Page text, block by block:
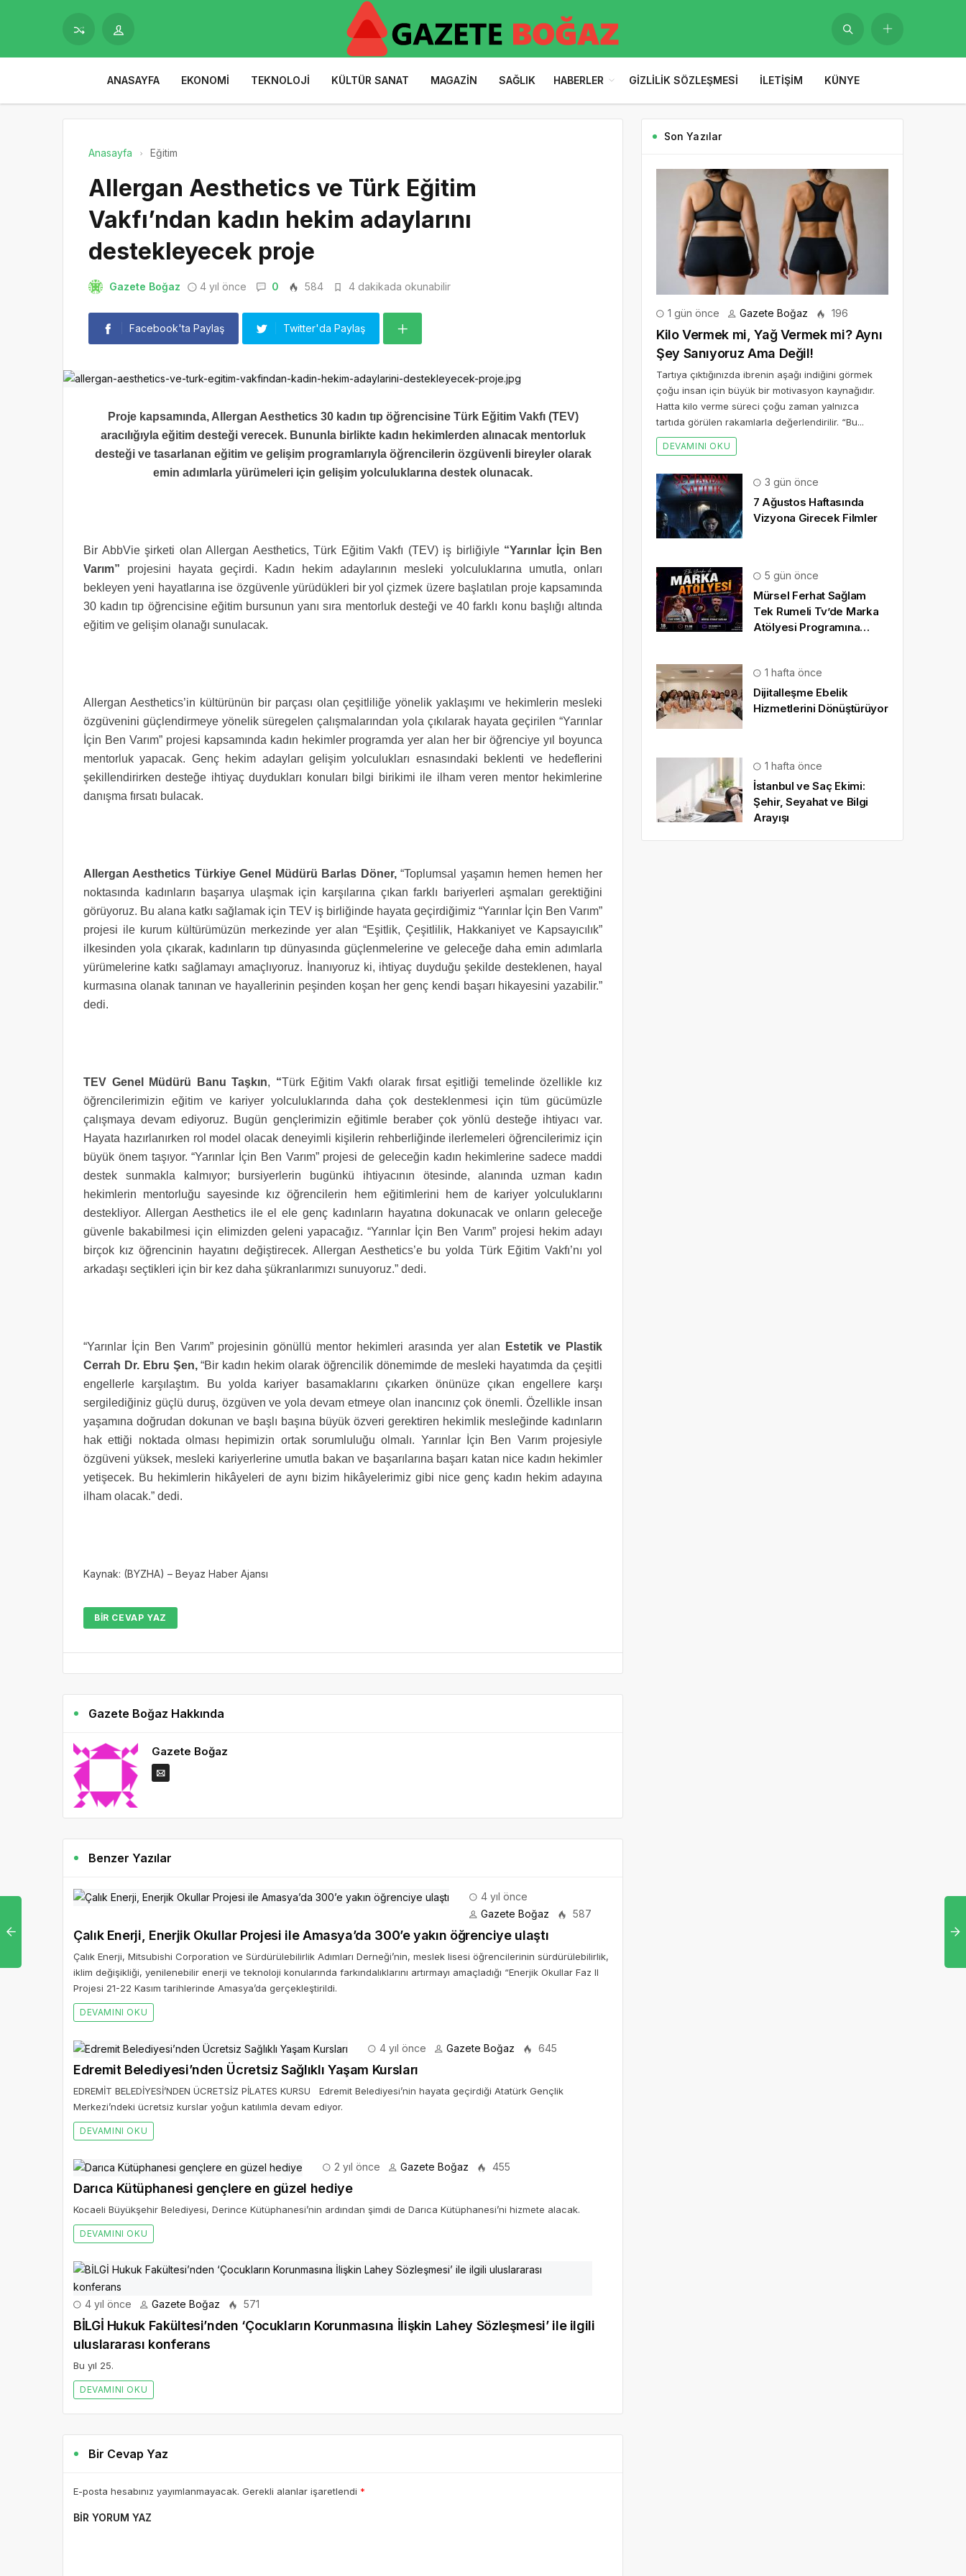
ANASAYFA EKONOMI TEKNOLOJI KÜLTÜR SANAT MAGAZIN SAĞLIK HABERLER GIZLILIK SÖZLEŞMESI İLETIŞIM KÜNYE
Anasayfa Eğitim
Allergan Aesthetics ve Türk Eğitim
Vakfı’ndan kadın hekim adaylarını
destekleyecek proje
Gazete Boğaz 4 yıl önce 0 584 4 dakikada okunabilir
Facebook'ta Paylaş Twitter'da Paylaş
Proje kapsamında, Allergan Aesthetics 30 kadın tıp öğrencisine Türk Eğitim Vakfı (TEV)
aracılığıyla eğitim desteği verecek. Bununla birlikte kadın hekimlerden alınacak mentorluk
desteği ve tasarlanan eğitim ve gelişim programlarıyla öğrencilerin özgüvenli bireyler olarak
emin adımlarla yürümeleri için gelişim yolculuklarına destek olunacak.
Bir AbbVie şirketi olan Allergan Aesthetics, Türk Eğitim Vakfı (TEV) iş birliğiyle “Yarınlar İçin Ben
Varım” projesini hayata geçirdi. Kadın hekim adaylarının mesleki yolculuklarına umutla, onları
bekleyen yeni hayatlarına ise özgüvenle yürüdükleri bir yol çizmek üzere başlatılan proje kapsamında
30 kadın tıp öğrencisine eğitim bursunun yanı sıra mentorluk desteği ve 40 farklı konu başlığı altında
eğitim ve gelişim olanağı sunulacak.
Allergan Aesthetics’in kültürünün bir parçası olan çeşitliliğe yönelik yaklaşımı ve hekimlerin mesleki
özgüvenini güçlendirmeye yönelik süregelen çalışmalarından yola çıkılarak hayata geçirilen “Yarınlar
İçin Ben Varım” projesi kapsamında kadın hekimler programda yer alan her bir öğrenciye yıl boyunca
mentorluk yapacak. Genç hekim adayları gelişim yolculukları esnasındaki beklenti ve hedeflerini
şekillendirirken desteğe ihtiyaç duydukları konuları bilgi birikimi ile ilham veren mentor hekimlerine
danışma fırsatı bulacak.
Allergan Aesthetics Türkiye Genel Müdürü Barlas Döner,“Toplumsal yaşamın hemen hemen her
noktasında kadınların başarıya ulaşmak için karşılarına çıkan farklı bariyerleri aşmaları gerektiğini
görüyoruz. Bu alana katkı sağlamak için TEV iş birliğinde hayata geçirdiğimiz “Yarınlar İçin Ben Varım”
projesi ile kurum kültürümüzün merkezinde yer alan “Eşitlik, Çeşitlilik, Hakkaniyet ve Kapsayıcılık”
ilkesinden yola çıkarak, kadınların tıp dünyasında güçlenmelerine ve geleceğe daha emin adımlarla
yürümelerine katkı sağlamayı amaçlıyoruz. İnanıyoruz ki, ihtiyaç duyduğu şekilde desteklenen, hayal
kurmasına olanak tanınan ve hayallerinin peşinden koşan her genç kendi başarı hikayesini yazabilir.”
dedi.
TEV Genel Müdürü Banu Taşkın, “Türk Eğitim Vakfı olarak fırsat eşitliği temelinde özellikle kız
öğrencilerimizin eğitim ve kariyer yolculuklarında daha çok desteklenmesi için tüm gücümüzle
çalışmaya devam ediyoruz. Bugün gençlerimizin eğitimle beraber çok yönlü desteğe ihtiyacı var.
Hayata hazırlanırken rol model olacak deneyimli kişilerin rehberliğinde ilerlemeleri öğrencilerimiz için
büyük önem taşıyor. “Yarınlar İçin Ben Varım” projesi de geleceğin kadın hekimlerine sadece maddi
destek sunmakla kalmıyor; bursiyerlerin bugünkü ihtiyacının ötesinde, alanında uzman kadın
hekimlerin mentorluğu sayesinde kız öğrencilerin hem eğitimlerini hem de kariyer yolculuklarını
destekliyor. Allergan Aesthetics ile el ele genç kadınların hayatına dokunacak ve onların geleceğe
güvenle bakabilmesi için elimizden geleni yapacağız. “Yarınlar İçin Ben Varım” projesi hekim adayı
birçok kız öğrencinin hayatını değiştirecek. Allergan Aesthetics’e bu yolda Türk Eğitim Vakfı’nı yol
arkadaşı seçtikleri için bir kez daha şükranlarımızı sunuyoruz.” dedi.
“Yarınlar İçin Ben Varım” projesinin gönüllü mentor hekimleri arasında yer alan
Estetik ve Plastik
Cerrah Dr. Ebru Şen,“Bir kadın hekim olarak öğrencilik dönemimde de mesleki hayatımda da çeşitli
engellerle karşılaştım. Bu yolda kariyer basamaklarını çıkarken önünüze çıkan engellere karşı
sergilediğiniz güçlü duruş, özgüven ve yola devam etmeye olan inancınız çok önemli. Özellikle insan
yaşamına doğrudan dokunan ve başlı başına büyük özveri gerektiren hekimlik mesleğinde kadınların
hak ettiği noktada olması hepimizin ortak sorumluluğu olmalı. Yarınlar İçin Ben Varım projesiyle
özgüveni yüksek, mesleki kariyerlerine umutla bakan ve başarılarına başarı katan nice kadın hekimler
yetişecek. Bu hekimlerin hikâyeleri de aynı bizim hikâyelerimiz gibi nice genç kadın hekim adayına
ilham olacak.” dedi.
Kaynak: (BYZHA) – Beyaz Haber Ajansı
BIR CEVAP YAZ
Gazete Boğaz Hakkında
Gazete Boğaz
Benzer Yazılar
4 yıl önce
Gazete Boğaz
587
Çalık Enerji, Enerjik Okullar Projesi ile Amasya’da 300’e yakın öğrenciye ulaştı
Çalık Enerji, Mitsubishi Corporation ve Sürdürülebilirlik Adımları Derneği’nin, meslek lisesi öğrencilerinin sürdürülebilirlik,
iklim değişikliği, yenilenebilir enerji ve teknoloji konularında farkındalıklarını artırmayı amaçladığı “Enerjik Okullar Faz II
Projesi 21-22 Kasım tarihlerinde Amasya’da gerçekleştirildi.
DEVAMINI OKU
4 yıl önce Gazete Boğaz 645
Edremit Belediyesi’nden Ücretsiz Sağlıklı Yaşam Kursları
EDREMİT BELEDİYESİ’NDEN ÜCRETSİZ PİLATES KURSU Edremit Belediyesi’nin hayata geçirdiği Atatürk Gençlik
Merkezi’ndeki ücretsiz kurslar yoğun katılımla devam ediyor.
DEVAMINI OKU
2 yıl önce Gazete Boğaz 455
Darıca Kütüphanesi gençlere en güzel hediye
Kocaeli Büyükşehir Belediyesi, Derince Kütüphanesi’nin ardından şimdi de Darıca Kütüphanesi’ni hizmete alacak.
DEVAMINI OKU
4 yıl önce Gazete Boğaz 571
BİLGİ Hukuk Fakültesi’nden ‘Çocukların Korunmasına İlişkin Lahey Sözleşmesi’ ile ilgili
uluslararası konferans
Bu yıl 25.
DEVAMINI OKU
Bir Cevap Yaz
E-posta hesabınız yayımlanmayacak. Gerekli alanlar işaretlendi *
BIR YORUM YAZ
Son Yazılar
1 gün önce Gazete Boğaz 196
Kilo Vermek mi, Yağ Vermek mi? Aynı
Şey Sanıyoruz Ama Değil!
Tartıya çıktığınızda ibrenin aşağı indiğini görmek
çoğu insan için büyük bir motivasyon kaynağıdır.
Hatta kilo verme süreci çoğu zaman yalnızca
tartıda görülen rakamlarla değerlendirilir. “Bu...
DEVAMINI OKU
3 gün önce
7 Ağustos Haftasında
Vizyona Girecek Filmler
5 gün önce
Mürsel Ferhat Sağlam
Tek Rumeli Tv’de Marka
Atölyesi Programına
1 hafta önce
Dijitalleşme Ebelik
Hizmetlerini Dönüştürüyor
1 hafta önce
İstanbul ve Saç Ekimi:
Şehir, Seyahat ve Bilgi
Arayışı